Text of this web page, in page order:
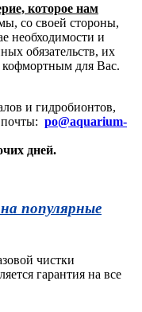
которое нам
со своей стороны,
необходимости и
обязательств, их
кофмортным для Вас.
и гидробионтов,
po@aquarium-
дней.
популярные
чистки
гарантия на все